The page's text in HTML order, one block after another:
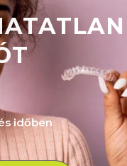
időben